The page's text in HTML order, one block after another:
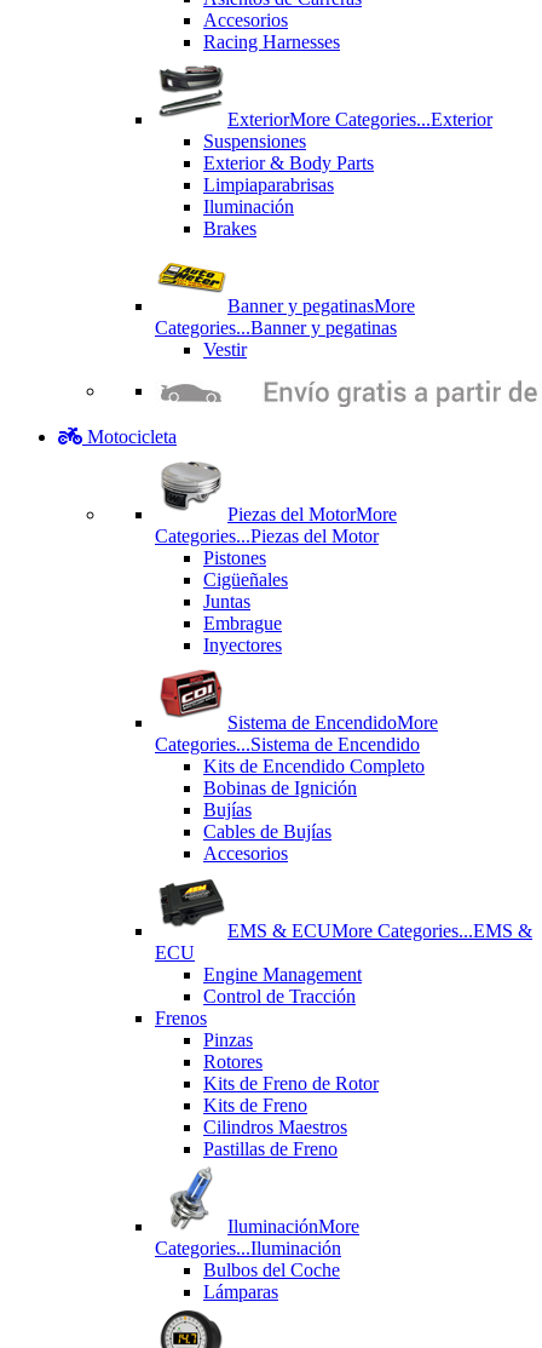
Accesorios
Racing Harnesses
ExteriorMore Categories...Exterior
Suspensiones
Exterior & Body Parts
Limpiaparabrisas
Iluminación
Brakes
Banner y pegatinasMore
Categories...Banner y pegatinas
Vestir
Motocicleta
Piezas del MotorMore
Categories...Piezas del Motor
Pistones
Cigüeñales
Juntas
Εmbrague
Inyectores
Sistema de EncendidoMore
Categories...Sistema de Encendido
Kits de Encendido Completo
Bobinas de Ignición
Bujías
Cables de Bujías
Accesorios
EMS & ECUMore Categories...EMS &
ECU
Engine Management
Control de Tracción
Frenos
Pinzas
Rotores
Kits de Freno de Rotor
Kits de Freno
Cilindros Maestros
Pastillas de Freno
IluminaciónMore
Categories...Iluminación
Bulbos del Coche
Lámparas